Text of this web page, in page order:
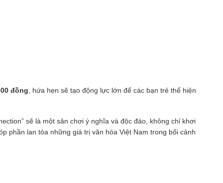
đồng , hứa hẹn sẽ tạo động lực lớn để các bạn trẻ thể hiện
sẽ là một sân chơi ý nghĩa và độc đáo, không chỉ khơi
phần lan tỏa những giá trị văn hóa Việt Nam trong bối cảnh